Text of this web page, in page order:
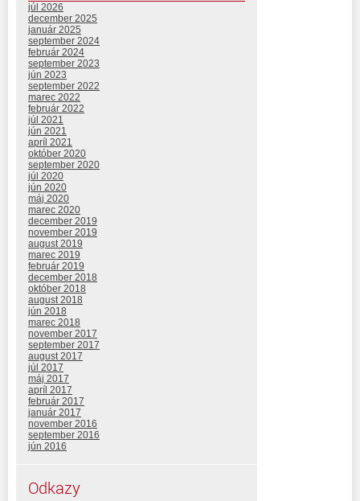
júl 2026
december 2025
január 2025
september 2024
február 2024
september 2023
jún 2023
september 2022
marec 2022
február 2022
júl 2021
jún 2021
apríl 2021
október 2020
september 2020
júl 2020
jún 2020
máj 2020
marec 2020
december 2019
november 2019
august 2019
marec 2019
február 2019
december 2018
október 2018
august 2018
jún 2018
marec 2018
november 2017
september 2017
august 2017
júl 2017
máj 2017
apríl 2017
február 2017
január 2017
november 2016
september 2016
jún 2016
Odkazy